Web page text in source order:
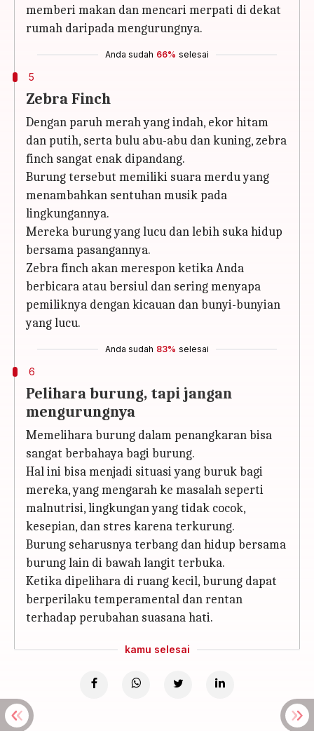
memberi makan dan mencari merpati di dekat
rumah daripada mengurungnya.
Anda sudah 66% selesai
5
Zebra Finch
Dengan paruh merah yang indah, ekor hitam
dan putih, serta bulu abu-abu dan kuning, zebra
finch sangat enak dipandang.
Burung tersebut memiliki suara merdu yang
menambahkan sentuhan musik pada
lingkungannya.
Mereka burung yang lucu dan lebih suka hidup
bersama pasangannya.
Zebra finch akan merespon ketika Anda
berbicara atau bersiul dan sering menyapa
pemiliknya dengan kicauan dan bunyi-bunyian
yang lucu.
Anda sudah 83% selesai
6
Pelihara burung, tapi jangan
mengurungnya
Memelihara burung dalam penangkaran bisa
sangat berbahaya bagi burung.
Hal ini bisa menjadi situasi yang buruk bagi
mereka, yang mengarah ke masalah seperti
malnutrisi, lingkungan yang tidak cocok,
kesepian, dan stres karena terkurung.
Burung seharusnya terbang dan hidup bersama
burung lain di bawah langit terbuka.
Ketika dipelihara di ruang kecil, burung dapat
berperilaku temperamental dan rentan
terhadap perubahan suasana hati.
kamu selesai